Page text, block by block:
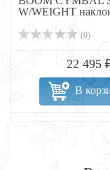
W/WEIGHT
(0)
22 495
В